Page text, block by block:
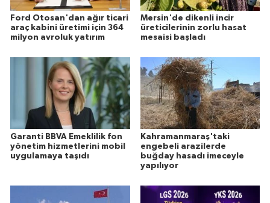
Ford Otosan'dan ağır ticari
araç kabini üretimi için 364
milyon avroluk yatırım
Mersin'de dikenli incir
üreticilerinin zorlu hasat
mesaisi başladı
Garanti BBVA Emeklilik fon
yönetim hizmetlerini mobil
uygulamaya taşıdı
Kahramanmaraş'taki
engebeli arazilerde
buğday hasadı imeceyle
yapılıyor